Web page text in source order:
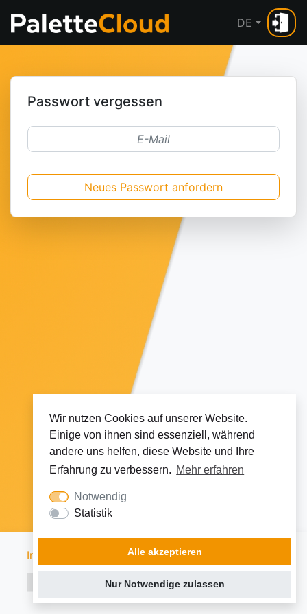
Wir nutzen Cookies auf unserer Website.
Einige von ihnen sind essenziell, während
andere uns helfen, diese Website und Ihre
Erfahrung zu verbessern. Mehr erfahren
Notwendig
Statistik
Nur Notwendige zulassen
Alle akzeptieren
DE
Passwort vergessen
Impressum Datenschutz
Node Linux CloudNode2